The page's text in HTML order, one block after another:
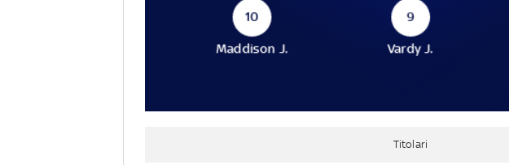
10
Maddison J.
9
Vardy J.
Titolari